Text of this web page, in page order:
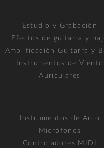
Estudio y Grabación
Efectos de guitarra y
Amplificación Guitarra y
Instrumentos de Viento
Auriculares
Instrumentos de Arco
Micrófonos
Controladores MIDI